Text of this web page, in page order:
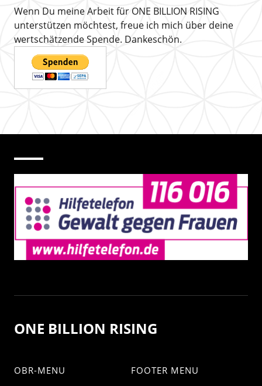
Wenn Du meine Arbeit für ONE BILLION RISING
unterstützen möchtest, freue ich mich über deine
wertschätzende Spende. Dankeschön.
ONE BILLION RISING
OBR-MENU FOOTER MENU